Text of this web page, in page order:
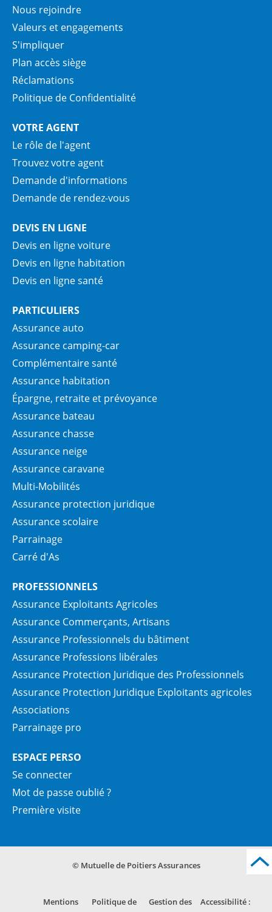
Nous rejoindre
Valeurs et engagements
S'impliquer
Plan accès siège
Réclamations
Politique de Confidentialité
VOTRE AGENT
Le rôle de l'agent
Trouvez votre agent
Demande d'informations
Demande de rendez-vous
DEVIS EN LIGNE
Devis en ligne voiture
Devis en ligne habitation
Devis en ligne santé
PARTICULIERS
Assurance auto
Assurance camping-car
Complémentaire santé
Assurance habitation
Épargne, retraite et prévoyance
Assurance bateau
Assurance chasse
Assurance neige
Assurance caravane
Multi-Mobilités
Assurance protection juridique
Assurance scolaire
Parrainage
Carré d'As
PROFESSIONNELS
Assurance Exploitants Agricoles
Assurance Commerçants, Artisans
Assurance Professionnels du bâtiment
Assurance Professions libérales
Assurance Protection Juridique des Professionnels
Assurance Protection Juridique Exploitants agricoles
Associations
Parrainage pro
ESPACE PERSO
Se connecter
Mot de passe oublié ?
Première visite
© Mutuelle de Poitiers Assurances
Mentions
Politique de
Gestion des
Accessibilité :